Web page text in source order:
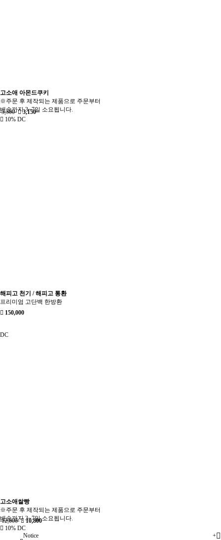
고소애 아몬드쿠키
※주문 후 제작되는 제품으로 주문부터
배송까지 3~7일 소요됩니다.
3,500
3,150
10% DC
해피고 천기 / 해피고 통환
프리미엄 고단백 한방환
150,000
DC
고소애쌀빵
※주문 후 제작되는 제품으로 주문부터
배송까지 3~7일 소요됩니다.
12,000
10,800
10% DC
+
Notice